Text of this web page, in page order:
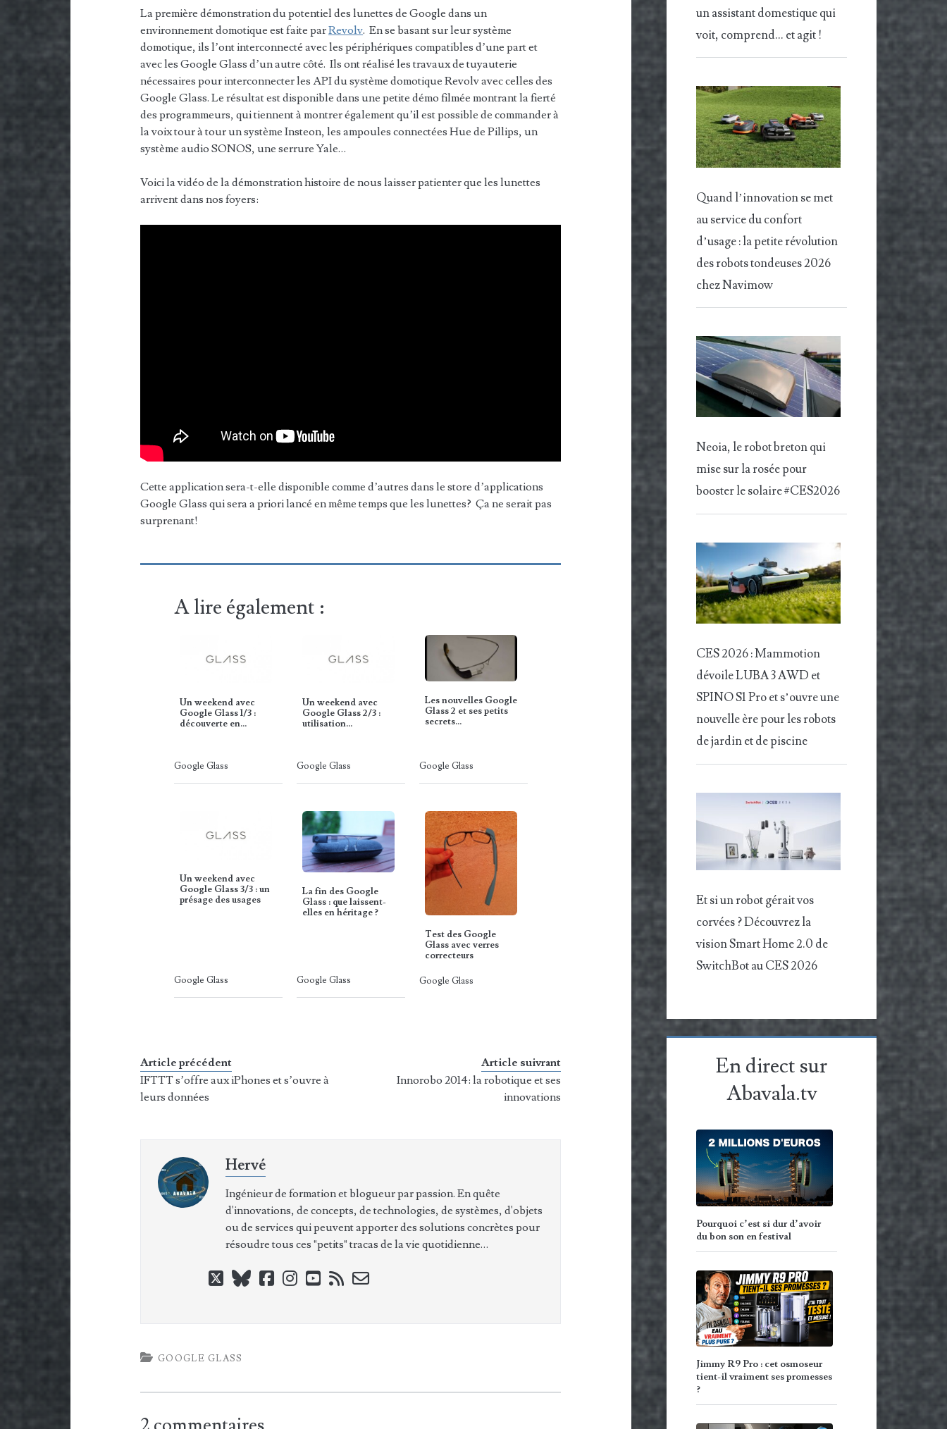
La première démonstration du potentiel des lunettes de Google dans un
environnement domotique est faite parRevolv. En se basant sur leur système
domotique, ils l’ont interconnecté avec les périphériques compatibles d’une part et
avec les Google Glass d’un autre côté. Ils ont réalisé les travaux de tuyauterie
nécessaires pour interconnecter les API du système domotique Revolv avec celles des
Google Glass. Le résultat est disponible dans une petite démo filmée montrant la fierté
des programmeurs, qui tiennent à montrer également qu’il est possible de commander à
la voix tour à tour un système Insteon, les ampoules connectées Hue de Pillips, un
système audio SONOS, une serrure Yale…
Voici la vidéo de la démonstration histoire de nous laisser patienter que les lunettes
arrivent dans nos foyers:
Cette application sera-t-elle disponible comme d’autres dans le store d’applications
Google Glass qui sera a priori lancé en même temps que les lunettes? Ça ne serait pas
surprenant!
A lire également :
Un weekend avec
Google Glass 1/3 :
découverte en…
Google Glass
Un weekend avec
Google Glass 2/3 :
utilisation…
Google Glass
Les nouvelles Google
Glass 2 et ses petits
secrets...
Google Glass
Un weekend avec
Google Glass 3/3 : un
présage des usages
Google Glass
La fin des Google
Glass : que laissent-
elles en héritage ?
Google Glass
Test des Google
Glass avec verres
correcteurs
Google Glass
Article précédent
IFTTT s’offre aux iPhones et s’ouvre à
leurs données
Article suivrant
Innorobo 2014: la robotique et ses
innovations
Hervé
Ingénieur de formation et blogueur par passion. En quête
d'innovations, de concepts, de technologies, de systèmes, d'objets
ou de services qui peuvent apporter des solutions concrètes pour
résoudre tous ces "petits" tracas de la vie quotidienne…
twitterblueskyfacebook
instagram
youtube
rss email-
GOOGLE GLASS
un assistant domestique qui
voit, comprend… et agit !
Quand l’innovation se met
au service du confort
d’usage : la petite révolution
des robots tondeuses 2026
chez Navimow
Neoia, le robot breton qui
mise sur la rosée pour
booster le solaire #CES2026
CES 2026 : Mammotion
dévoile LUBA 3 AWD et
SPINO S1 Pro et s’ouvre une
nouvelle ère pour les robots
de jardin et de piscine
Et si un robot gérait vos
corvées ? Découvrez la
vision Smart Home 2.0 de
SwitchBot au CES 2026
En direct sur
Abavala.tv
Pourquoi c’est si dur d’avoir
du bon son en festival
Jimmy R9 Pro : cet osmoseur
tient-il vraiment ses promesses
?